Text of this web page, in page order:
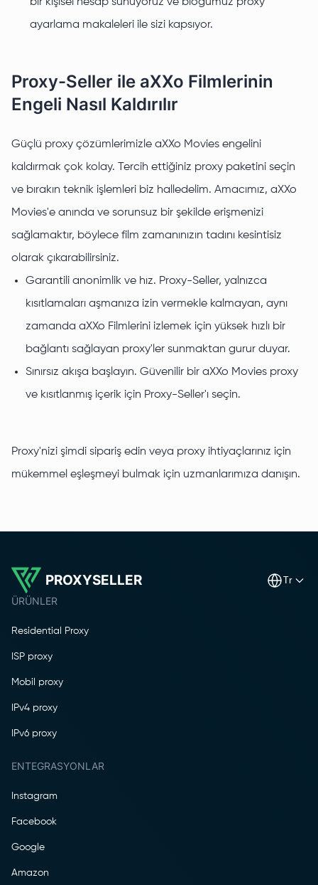
bir kişisel hesap sunuyoruz ve blogumuz proxy
ayarlama makaleleri ile sizi kapsıyor.
Proxy-Seller ile aXXo Filmlerinin
Engeli Nasıl Kaldırılır
Güçlü proxy çözümlerimizle aXXo Movies engelini
kaldırmak çok kolay. Tercih ettiğiniz proxy paketini seçin
ve bırakın teknik işlemleri biz halledelim. Amacımız, aXXo
Movies'e anında ve sorunsuz bir şekilde erişmenizi
sağlamaktır, böylece film zamanınızın tadını kesintisiz
olarak çıkarabilirsiniz.
Garantili anonimlik ve hız. Proxy-Seller, yalnızca
kısıtlamaları aşmanıza izin vermekle kalmayan, aynı
zamanda aXXo Filmlerini izlemek için yüksek hızlı bir
bağlantı sağlayan proxy'ler sunmaktan gurur duyar.
Sınırsız akışa başlayın. Güvenilir bir aXXo Movies proxy
ve kısıtlanmış içerik için Proxy-Seller'ı seçin.
Proxy'nizi şimdi sipariş edin veya proxy ihtiyaçlarınız için
mükemmel eşleşmeyi bulmak için uzmanlarımıza danışın.
PROXYSELLER tr
ÜRÜNLER
Residential Proxy
ISP proxy
Mobil proxy
IPv4 proxy
IPv6 proxy
ENTEGRASYONLAR
Instagram
Facebook
Google
Amazon